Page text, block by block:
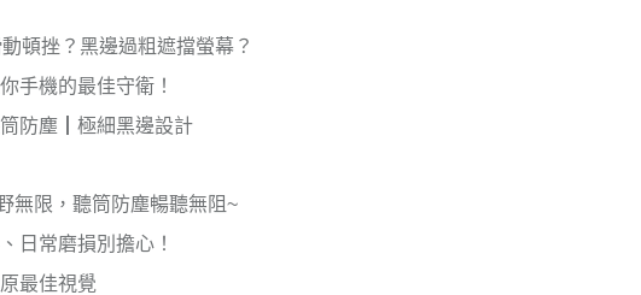
頓挫？黑邊過粗遮擋螢幕？
手機的最佳守衛！
防塵┃極細黑邊設計
無限，聽筒防塵暢聽無阻~
日常磨損別擔心！
最佳視覺